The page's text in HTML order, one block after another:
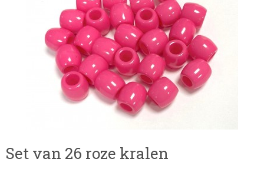
Set van 26 roze kralen